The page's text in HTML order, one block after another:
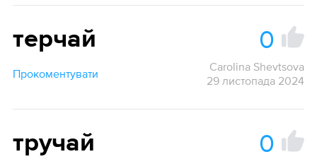
терчай 0
Прокоментувати
Carolina Shevtsova
29 листопада 2024
тручай 0